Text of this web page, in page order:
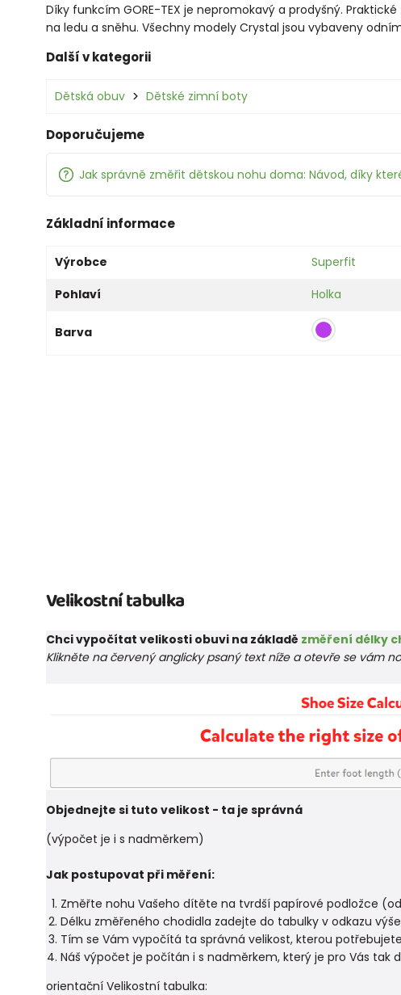
Díky funkcím GORE-TEX je nepromokavý a prodyšný.
na ledu a sněhu. Všechny modely Crystal jsou vybaveny
Další v kategorii
Dětská obuv Dětské zimní boty
Doporučujeme
Jak správně změřit dětskou nohu doma: Návod, díky
Základní informace
Výrobce
Superfit
Pohlaví
Holka
Barva
Velikostní tabulka
Chci vypočítat velikosti obuvi na základě změření délky
Klikněte na červený anglicky psaný text níže a otevře se vám
Objednejte si tuto velikost - ta je správná
(výpočet je i s nadměrkem)
Jak postupovat při měření:
Změřte nohu Vašeho dítěte na tvrdší papírové podložce
Délku změřeného chodidla zadejte do tabulky v odkazu
Tím se Vám vypočítá ta správná velikost, kterou
Náš výpočet je počítán i s nadměrkem, který je pro Vás
orientační Velikostní tabulka: